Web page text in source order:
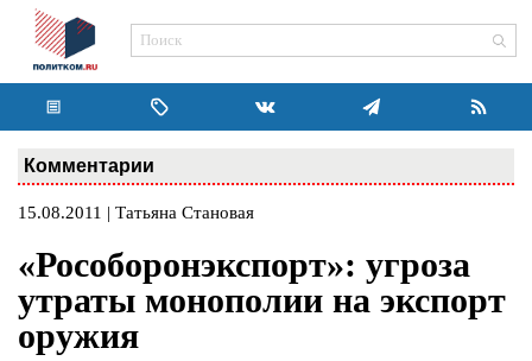
Комментарии
15.08.2011 | Татьяна Становая
«Рособоронэкспорт»: угроза
утраты монополии на экспорт
оружия